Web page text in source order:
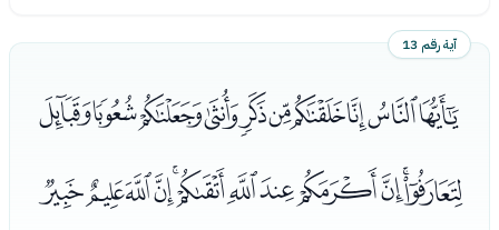
آية رقم 13
ﭵﭶﭷﭸﭹﭺﭻﭼﭽﭾ
ﭿﮀﮁﮂﮃﮄﮅﮆﮇﮈﮉﮊ